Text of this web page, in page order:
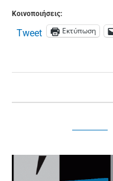
Κοινοποιήσεις:
Tweet Εκτύπωση